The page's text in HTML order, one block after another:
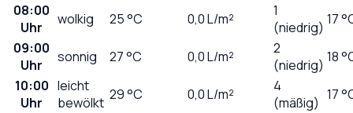
08:00
Uhr
wolkig 25°C 0,0L/m²
1
(niedrig) 17
09:00
Uhr
sonnig 27°C 0,0L/m²
2
(niedrig) 18
10:00
Uhr
leicht
bewölkt 29°C 0,0L/m²
4
(mäßig) 17